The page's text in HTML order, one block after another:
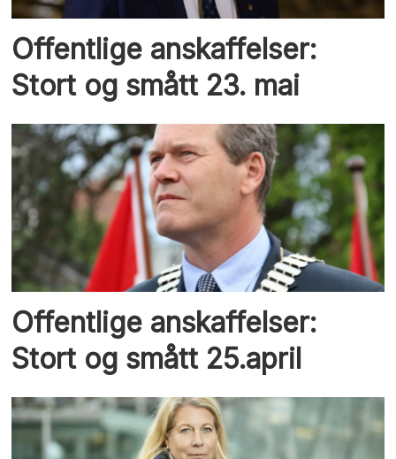
Offentlige anskaffelser:
Stort og smått 23. mai
Offentlige anskaffelser:
Stort og smått 25.april